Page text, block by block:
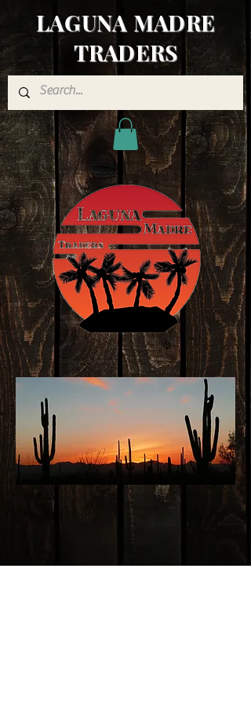
LAGUNA MADRE
TRADERS